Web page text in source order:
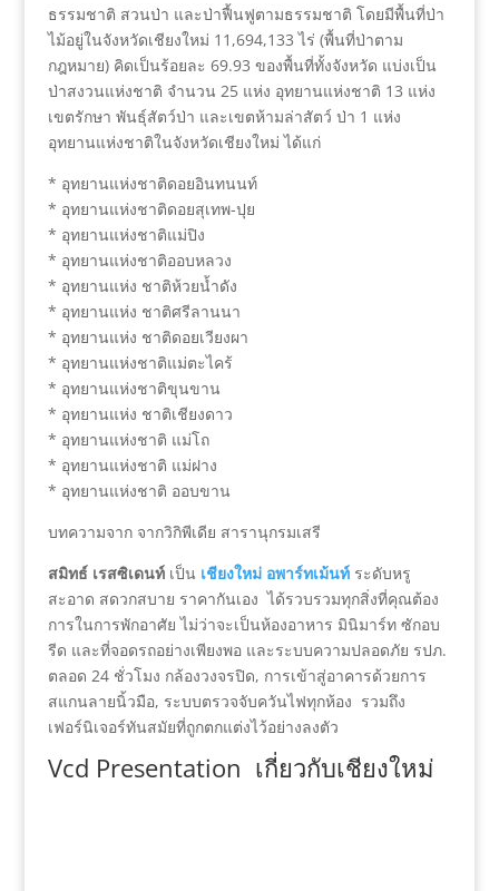
ธรรมชาติ สวนป่า และป่าฟื้นฟูตามธรรมชาติ โดยมีพื้นที่ป่า
ไม้อยู่ในจังหวัดเชียงใหม่ 11,694,133 ไร่ (พื้นที่ป่าตาม
กฎหมาย) คิดเป็นร้อยละ 69.93 ของพื้นที่ทั้งจังหวัด แบ่งเป็น
ป่าสงวนแห่งชาติ จำนวน 25 แห่ง อุทยานแห่งชาติ 13 แห่ง
เขตรักษา พันธุ์สัตว์ป่า และเขตห้ามล่าสัตว์ ป่า 1 แห่ง
อุทยานแห่งชาติในจังหวัดเชียงใหม่ ได้แก่
* อุทยานแห่งชาติดอยอินทนนท์
* อุทยานแห่งชาติดอยสุเทพ-ปุย
* อุทยานแห่งชาติแม่ปิง
* อุทยานแห่งชาติออบหลวง
* อุทยานแห่ง ชาติห้วยน้ำดัง
* อุทยานแห่ง ชาติศรีลานนา
* อุทยานแห่ง ชาติดอยเวียงผา
* อุทยานแห่งชาติแม่ตะไคร้
* อุทยานแห่งชาติขุนขาน
* อุทยานแห่ง ชาติเชียงดาว
* อุทยานแห่งชาติ แม่โถ
* อุทยานแห่งชาติ แม่ฝาง
* อุทยานแห่งชาติ ออบขาน
บทความจาก จากวิกิพีเดีย สารานุกรมเสรี
สมิทธ์ เรสซิเดนท์ เป็น เชียงใหม่ อพาร์ทเม้นท์ ระดับหรู
สะอาด สดวกสบาย ราคากันเอง ได้รวบรวมทุกสิ่งที่คุณต้อง
การในการพักอาศัย ไม่ว่าจะเป็นห้องอาหาร มินิมาร์ท ซักอบ
รีด และที่จอดรถอย่างเพียงพอ และระบบความปลอดภัย รปภ.
ตลอด 24 ชั่วโมง กล้องวงจรปิด, การเข้าสู่อาคารด้วยการ
สแกนลายนิ้วมือ, ระบบตรวจจับควันไฟทุกห้อง รวมถึง
เฟอร์นิเจอร์ทันสมัยที่ถูกตกแต่งไว้อย่างลงตัว
Vcd Presentation เกี่ยวกับเชียงใหม่